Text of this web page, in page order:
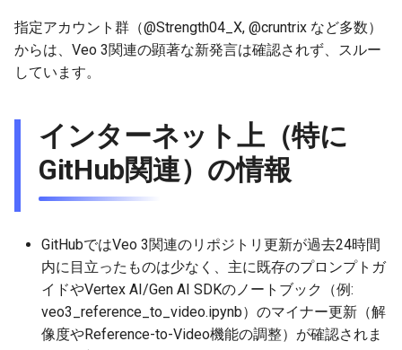
2026-06-19
2026-06-17
2026-06-16
2026-06-14
2026-06-13
2025-12-04
2025-12-02
2025-12-01
2025-11-29
2025-11-28
2026-06-19
2026-06-17
2026-06-16
2026-06-14
2026-06-13
2025-12-04
2025-12-02
2025-12-01
2025-11-29
2025-11-28
2026-01-04
2026-01-04
2026-06-17
2026-06-14
2026-06-13
2026-06-11
2026-06-10
2025-12-04
2025-12-02
2025-12-01
2025-11-29
2025-11-28
2026-01-04
2025-12-04
2025-12-02
2025-12-01
2025-11-29
2025-11-28
2026-01-04
2026-06-19
2026-06-17
2026-06-16
2026-06-14
2026-06-13
2026-06-14
2026-06-11
2026-06-10
2026-06-08
2026-06-07
指定アカウント群（@Strength04_X, @cruntrix など多数）
からは、Veo 3関連の顕著な新発言は確認されず、スルー
しています。
インターネット上（特に
GitHub関連）の情報
GitHubではVeo 3関連のリポジトリ更新が過去24時間
内に目立ったものは少なく、主に既存のプロンプトガ
イドやVertex AI/Gen AI SDKのノートブック（例:
veo3_reference_to_video.ipynb）のマイナー更新（解
像度やReference-to-Video機能の調整）が確認されま